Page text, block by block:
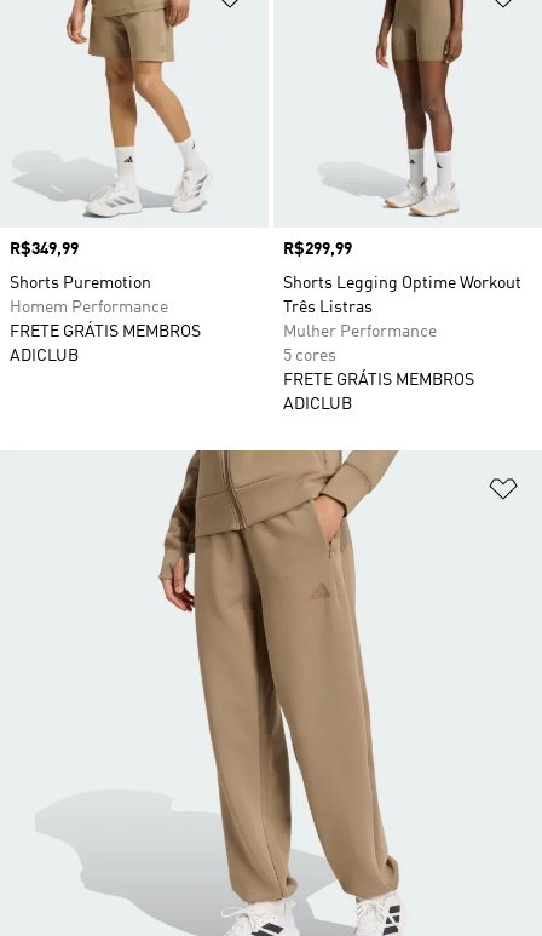
Preço
R$349,99
Shorts Puremotion
Homem Performance
FRETE GRÁTIS MEMBROS
ADICLUB
Preço
R$299,99
Shorts Legging Optime Workout
Três Listras
Mulher Performance
5 cores
FRETE GRÁTIS MEMBROS
ADICLUB